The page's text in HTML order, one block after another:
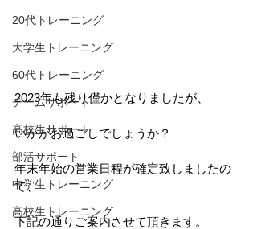
20代トレーニング
大学生トレーニング
60代トレーニング
チームサポート
高校生サポート
部活サポート
中学生トレーニング
高校生トレーニング
2023年も残り僅かとなりましたが、
いかがお過ごしでしょうか？
年末年始の営業日程が確定致しましたの
で、
下記の通りご案内させて頂きます。